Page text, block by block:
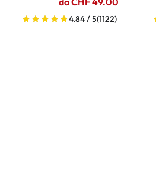
4.84 / 5(1122)